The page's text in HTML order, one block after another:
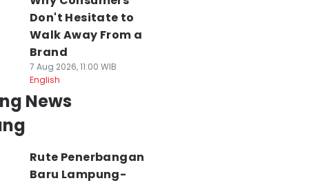
Don't Hesitate to
Walk Away From a
Brand
7 Aug 2026, 11:00 WIB
English
News
Rute Penerbangan
Baru Lampung-